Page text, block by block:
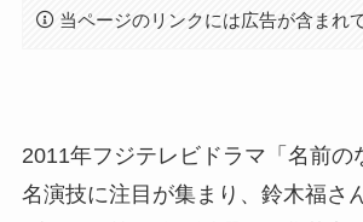
当ページのリンクには広告が含まれ
2011年フジテレビドラマ「名前の
名演技に注目が集まり、鈴木福さ